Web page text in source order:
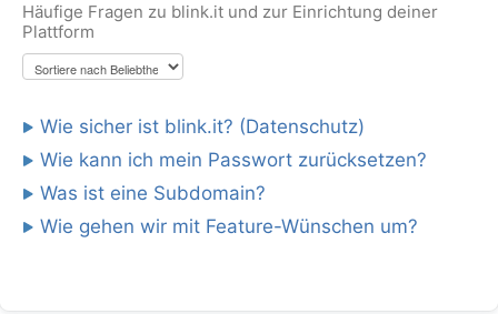
Kontakt
Häufige Fragen zu blink.it und zur Einrichtung deiner
Plattform
Wie sicher ist blink.it? (Datenschutz)
Wie kann ich mein Passwort zurücksetzen?
Was ist eine Subdomain?
Wie gehen wir mit Feature-Wünschen um?